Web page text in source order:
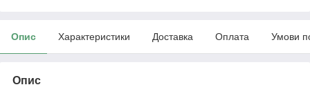
Опис Характеристики Доставка Оплата Умови
Опис